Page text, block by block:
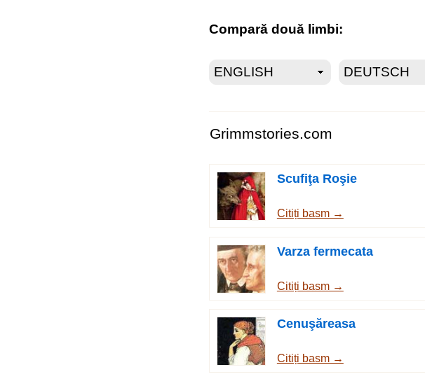
Compară două limbi:
Grimmstories.com
Scufiţa Roşie
Citiți basm →
Varza fermecata
Citiți basm →
Cenuşăreasa
Citiți basm →